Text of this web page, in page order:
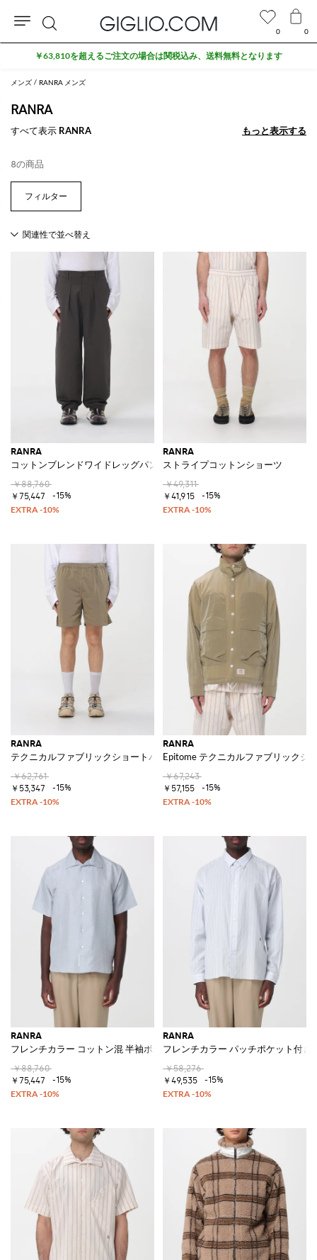
メンズ RANRA メンズ
RANRA
すべて表示 RANRA もっと表示する
もっと表示する
8の商品
RANRA
コットンブレンドワイドレッグパンツ
￥88,760
￥75,447
-15%
RANRA
ストライプコットンショーツ
￥49,311
￥41,915
-15%
RANRA
テクニカルファブリックショートパンツ
￥62,761
￥53,347
-15%
RANRA
Epitome テクニカルファブリックジ
￥67,243
￥57,155
-15%
RANRA
フレンチカラー コットン混 半袖ボーリングシャツ
￥88,760
￥75,447
-15%
RANRA
フレンチカラー パッチポケット付き
￥58,276
￥49,535
-15%
0 0
検
索
￥63,810を超えるご注文の場合は関税込み、送料無料となります